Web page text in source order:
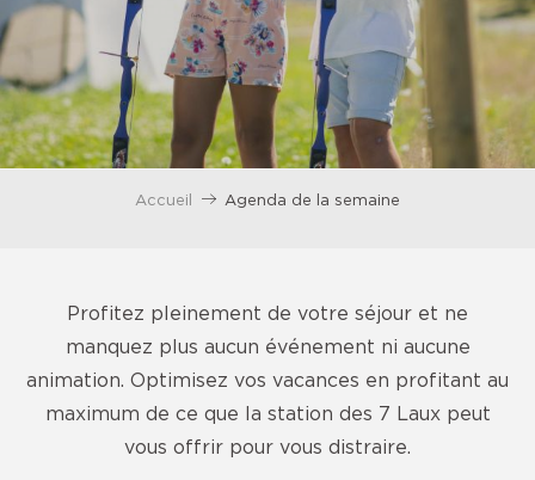
Accueil Agenda de la semaine
Profitez pleinement de votre séjour et ne
manquez plus aucun événement ni aucune
animation. Optimisez vos vacances en profitant au
maximum de ce que la station des 7 Laux peut
vous offrir pour vous distraire.